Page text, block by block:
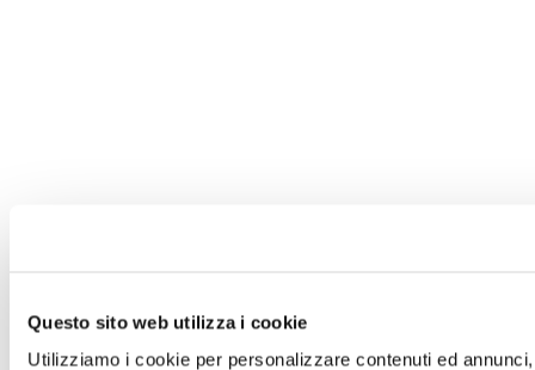
Questo sito web utilizza i cookie
Utilizziamo i cookie per personalizzare contenuti ed